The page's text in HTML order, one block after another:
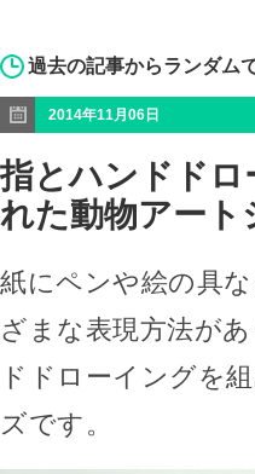
過去の記事からランダム
2014年11月06日
指とハンドド
れた動物アート
紙にペンや絵の具
ざまな表現方法が
ドドローイングを
ズです。